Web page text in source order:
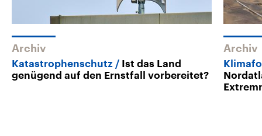
Archiv
Katastrophenschutz
Ist das Land
genügend auf den Ernstfall vorbereitet?
Archiv